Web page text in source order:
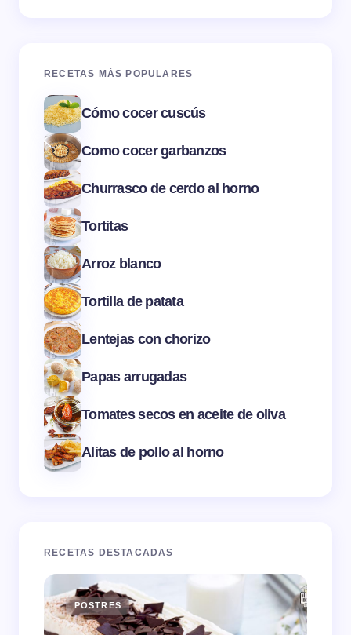
RECETAS MÁS POPULARES
Cómo cocer cuscús
Como cocer garbanzos
Churrasco de cerdo al horno
Tortitas
Arroz blanco
Tortilla de patata
Lentejas con chorizo
Papas arrugadas
Tomates secos en aceite de oliva
Alitas de pollo al horno
RECETAS DESTACADAS
POSTRES